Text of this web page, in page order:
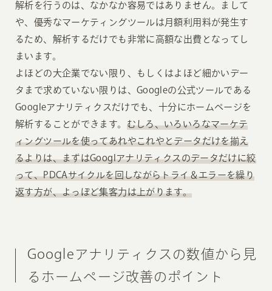
解析を行うのは、なかなか容易ではありません。まして
や、優秀なマーケティングツールは月額利用料が発生す
るため、解析するだけでも非常に高額な出費となってし
まいます。
よほどの大企業でない限り、もしくはよほど細かいデー
タまで求めていない限りは、Googleの公式ツールである
Googleアナリティクスだけでも、十分にホームページを
解析することができます。 むしろ、いろいろなマーケテ
ィングツールを使ってあれやこれやとデータだけを揃え
るよりは、まずはGooglアナリティクスのデータだけに絞
って、PDCAサイクルを回しながらトライ＆エラーを繰り
返す方が、よっぽど集客力は上がります。
Googleアナリティクスの数値から見
るホームページ改善のポイント